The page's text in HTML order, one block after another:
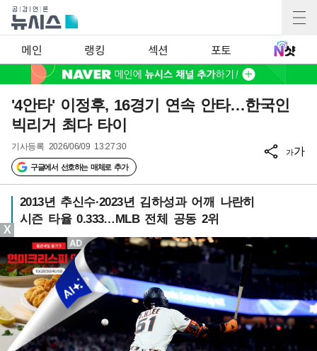
메인 랭킹 섹션 포토
'4안타' 이정후, 16경기 연속 안타…한국인
빅리거 최다 타이
기사등록 2026/06/09 13:27:30
구글에서 선호하는 매체로 추가
가가
2013년 추신수·2023년 김하성과 어깨 나란히
시즌 타율 0.333…MLB 전체 공동 2위
X